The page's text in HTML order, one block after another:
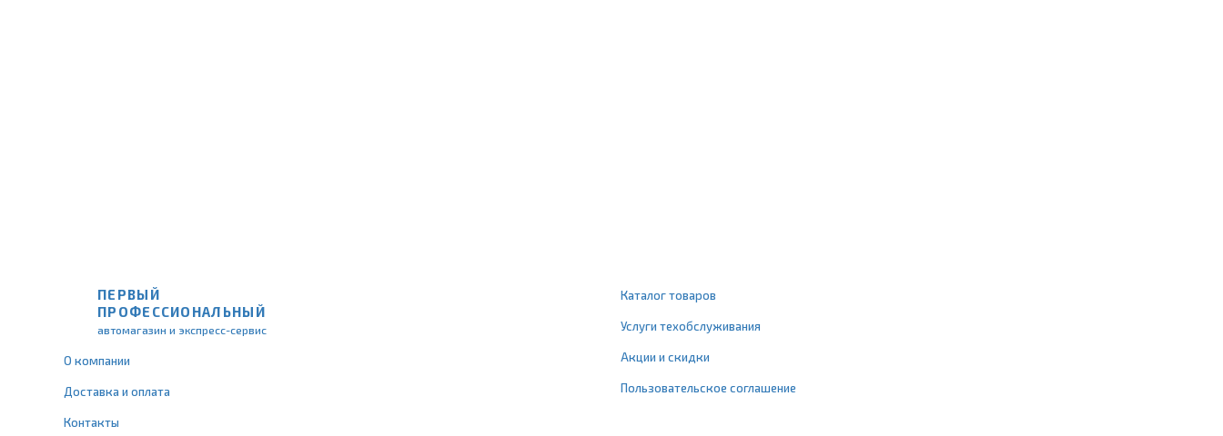
ПЕРВЫЙ
ПРОФЕССИОНАЛЬНЫЙ
автомагазин и экспресс-сервис
О компании
Доставка и оплата
Контакты
Каталог товаров
Услуги техобслуживания
Акции и скидки
Пользовательское соглашение